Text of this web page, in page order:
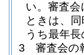
い。 審査
ときは、
うち最年
3
審査会の